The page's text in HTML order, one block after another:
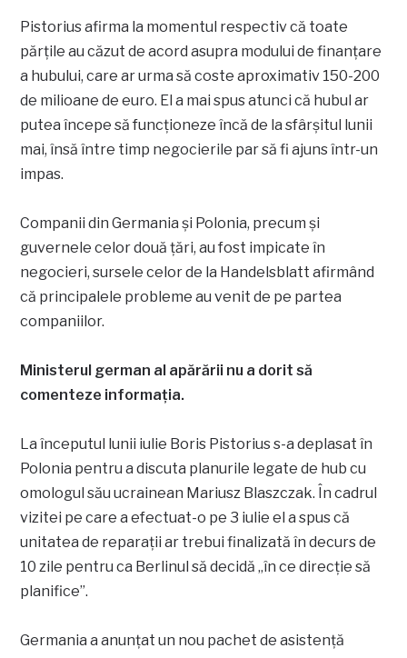
Pistorius afirma la momentul respectiv că toate
părțile au căzut de acord asupra modului de finanțare
a hubului, care ar urma să coste aproximativ 150-200
de milioane de euro. El a mai spus atunci că hubul ar
putea începe să funcționeze încă de la sfârșitul lunii
mai, însă între timp negocierile par să fi ajuns într-un
impas.
Companii din Germania și Polonia, precum și
guvernele celor două țări, au fost impicate în
negocieri, sursele celor de la Handelsblatt afirmând
că principalele probleme au venit de pe partea
companiilor.
Ministerul german al apărării nu a dorit să
comenteze informația.
La începutul lunii iulie Boris Pistorius s-a deplasat în
Polonia pentru a discuta planurile legate de hub cu
omologul său ucrainean Mariusz Blaszczak. În cadrul
vizitei pe care a efectuat-o pe 3 iulie el a spus că
unitatea de reparații ar trebui finalizată în decurs de
10 zile pentru ca Berlinul să decidă „în ce direcție să
planifice”.
Germania a anunțat un nou pachet de asistență